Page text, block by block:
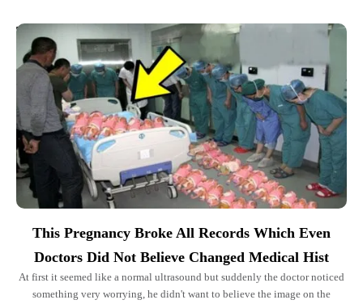
Top Picks for You
This Pregnancy Broke All Records Which Even
Doctors Did Not Believe Changed Medical Hist
At first it seemed like a normal ultrasound but suddenly the doctor noticed
something very worrying, he didn't want to believe the image on the